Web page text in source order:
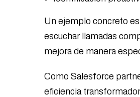
Un ejemplo concreto
escuchar llamadas
mejora de manera
Como Salesforce
eficiencia